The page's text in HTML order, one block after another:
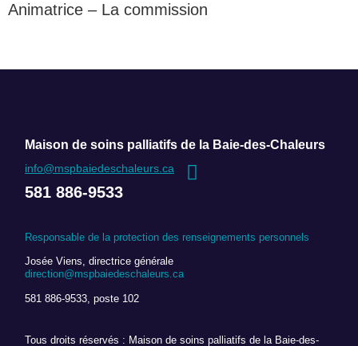
Animatrice – La commission
Maison de soins palliatifs de la Baie-des-Chaleurs
info@mspbaiedeschaleurs.ca
581 886-9533
Responsable de la protection des renseignements personnels
Josée Viens, directrice générale
direction@mspbaiedeschaleurs.ca
581 886-9533, poste 102
Tous droits réservés : Maison de soins palliatifs de la Baie-des-